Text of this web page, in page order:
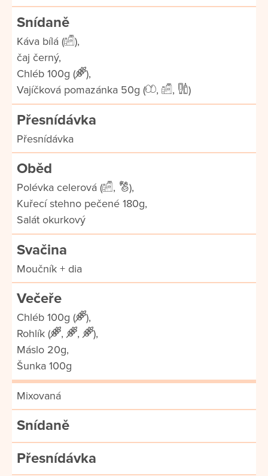
Snídaně
Káva bílá (
),
čaj černý,
Chléb 100g (
),
Vajíčková pomazánka 50g (
, , )
Přesnídávka
Přesnídávka
Oběd
Polévka celerová ( ,
),
Kuřecí stehno pečené 180g,
Salát okurkový
Svačina
Moučník + dia
Večeře
Chléb 100g (
),
Rohlík (
, ,
),
Máslo 20g,
Šunka 100g
Mixovaná
Snídaně
Přesnídávka